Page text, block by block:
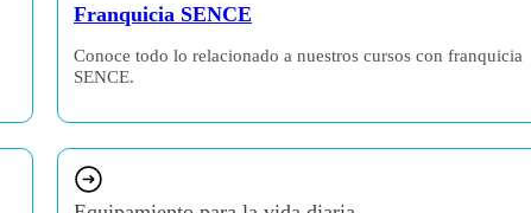
Franquicia SENCE
Conoce todo lo relacionado a nuestros cursos con franquicia
SENCE.